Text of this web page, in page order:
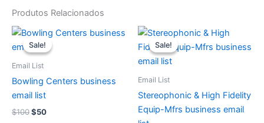
Produtos Relacionados
Sale!
Sale!
Email List
Bowling Centers business
email list
$100
O
preço
original
$100.
$50
O
preço
atual
Sale!
Sale!
Email List
Stereophonic & High Fidelity
Equip-Mfrs business email
O
preço
original
era:
O
preço
atual